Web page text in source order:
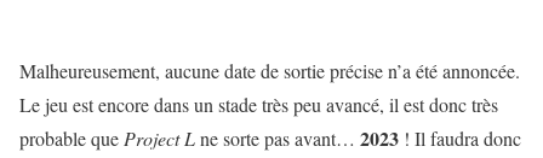
Malheureusement, aucune date de sortie précise n’a été annoncée.
Le jeu est encore dans un stade très peu avancé, il est donc très
probable que Project Lne sorte pas avant… 2023 ! Il faudra donc